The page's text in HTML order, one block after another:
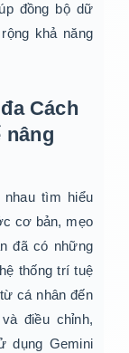
đồng bộ dữ
khả năng
Cách
tìm hiểu
cơ bản, mẹo
đã có những
thống trí tuệ
cá nhân đến
điều chỉnh,
dụng Gemini